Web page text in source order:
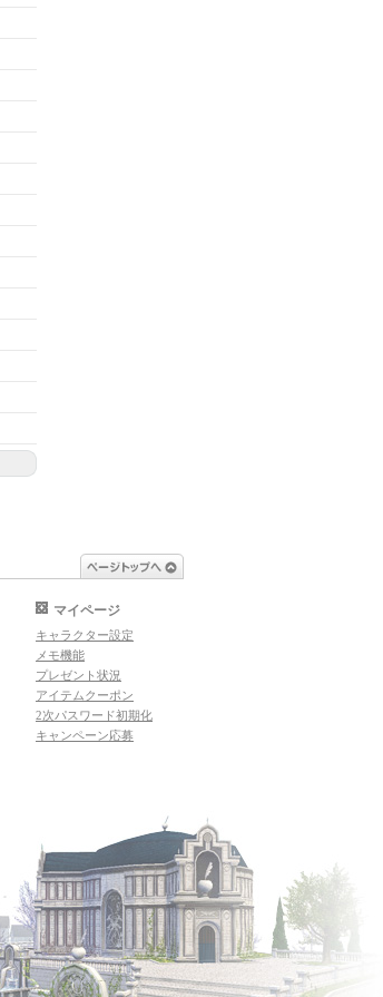
マイページ
キャラクター設定
メモ機能
プレゼント状況
アイテムクーポン
2次パスワード初期化
キャンペーン応募